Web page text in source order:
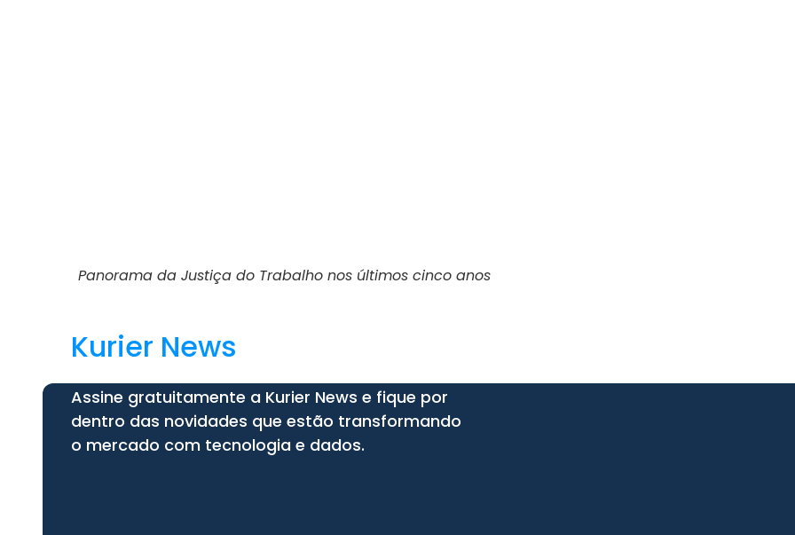
Panorama da Justiça do Trabalho nos últimos cinco anos
Kurier News
Assine gratuitamente a Kurier News e fique por
dentro das novidades que estão transformando
o mercado com tecnologia e dados.